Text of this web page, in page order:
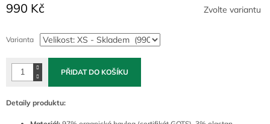
990 Kč
cena:
Zvolte variantu
Varianta
PŘIDAT DO KOŠÍKU
Detaily produktu: